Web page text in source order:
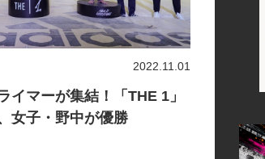
イマーが集結！「THE 1」
女子・野中が優勝
2022.11.01